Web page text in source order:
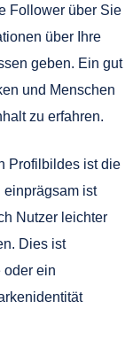
Follower über Sie
über Ihre
geben. Ein gut
und Menschen
zu erfahren.
Profilbildes ist die
einprägsam ist
Nutzer leichter
Dies ist
oder ein